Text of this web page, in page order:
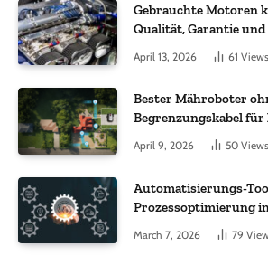
Gebrauchte Motoren
Qualität, Garantie
April 13, 2026 61 Views
Bester Mähroboter
Begrenzungskabel für
Worauf es bei 200 bis
ankommt
April 9, 2026 50 Views
Automatisierungs-
Prozessoptimierung
Funktionen, auf die
March 7, 2026 79